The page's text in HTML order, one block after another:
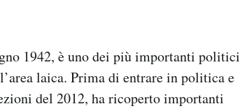
1942, è uno dei più importanti politici
laica. Prima di entrare in politica e
del 2012, ha ricoperto importanti